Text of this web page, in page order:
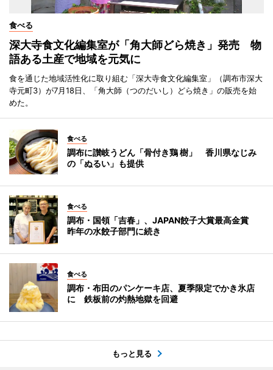
食べる
深大寺食文化編集室が「角大師どら焼き」発売 物
語ある土産で地域を元気に
食を通じた地域活性化に取り組む「深大寺食文化編集室」（調布市深大
寺元町3）が7月18日、「角大師（つのだいし）どら焼き」の販売を始
めた。
食べる
調布に讃岐うどん「骨付き鶏 樹」 香川県なじみ
の「ぬるい」も提供
食べる
調布・国領「吉春」、JAPAN餃子大賞最高金賞
昨年の水餃子部門に続き
食べる
調布・布田のパンケーキ店、夏季限定でかき氷店
に 鉄板前の灼熱地獄を回避
もっと見る